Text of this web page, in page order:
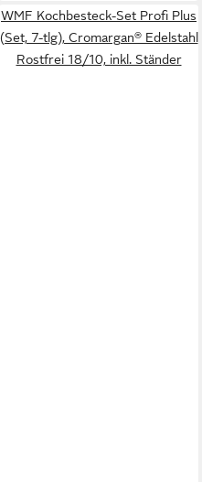
WMF Kochbesteck-Set Profi Plus
(Set, 7-tlg), Cromargan® Edelstahl
Rostfrei 18/10, inkl. Ständer